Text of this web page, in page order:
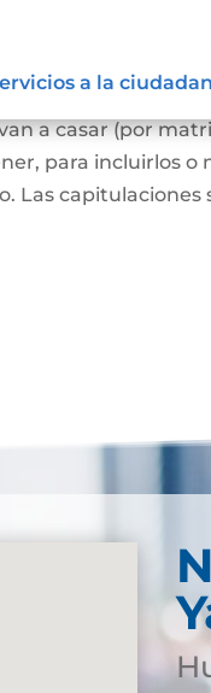
a la
a casar (por
para incluirlos o
Las capitulaciones